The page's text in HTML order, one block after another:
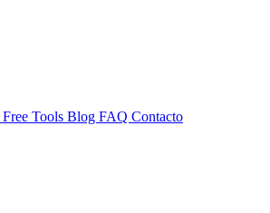
Free Tools Blog FAQ Contacto